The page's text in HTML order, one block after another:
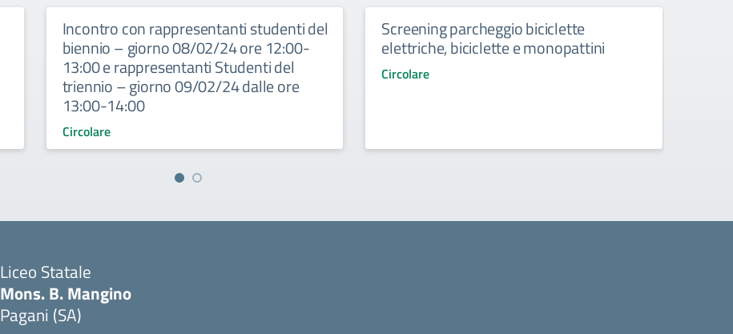
Incontro con rappresentanti studenti del
biennio – giorno 08/02/24 ore 12:00-
13:00 e rappresentanti Studenti del
triennio – giorno 09/02/24 dalle ore
13:00-14:00
Circolare
Screening parcheggio biciclette
elettriche, biciclette e monopattini
Circolare
Liceo Statale
Mons. B. Mangino
Pagani (SA)